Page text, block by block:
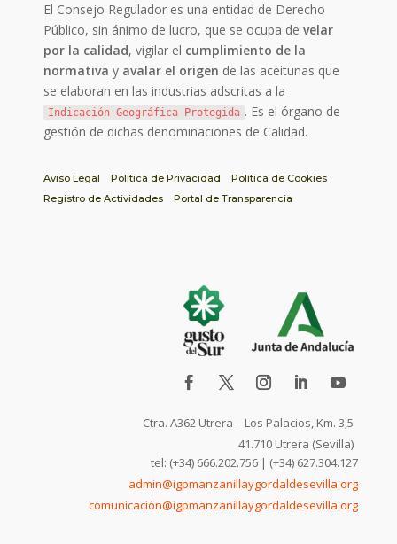
El Consejo Regulador es una entidad de Derecho
Público, sin ánimo de lucro, que se ocupa develar
por la calidad, vigilar el cumplimiento de la
normativa y avalar el origen de las aceitunas que
se elaboran en las industrias adscritas a la
Indicación Geográfica Protegida . Es el órgano de
gestión de dichas denominaciones de Calidad.
Aviso Legal Política de Privacidad
Política de Cookies
Registro de Actividades
Portal de Transparencia
Ctra. A362 Utrera – Los Palacios, Km. 3,5
41.710 Utrera (Sevilla)
tel: (+34) 666.202.756 | (+34) 627.304.127
admin@igpmanzanillaygordaldesevilla.org
comunicación@igpmanzanillaygordaldesevilla.org